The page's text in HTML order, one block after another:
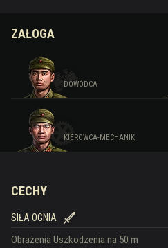
ZAŁOGA
DOWÓDCA
KIEROWCA-MECHANIK
CECHY
SIŁA OGNIA
Obrażenia Uszkodzenia na 50 m